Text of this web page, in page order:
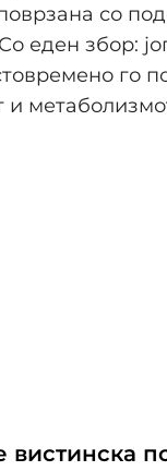
со
еден збор:
го
и
вистинска